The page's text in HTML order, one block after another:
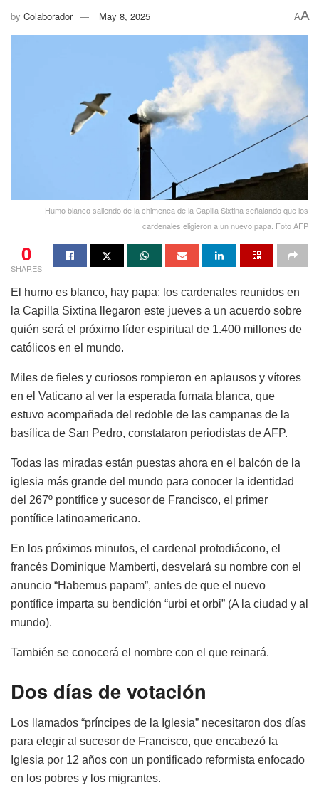
by Colaborador May 8, 2025 AA
Humo blanco saliendo de la chimenea de la Capilla Sixtina señalando que los
cardenales eligieron a un nuevo papa. Foto AFP
0
SHARES
El humo es blanco, hay papa: los cardenales reunidos en
la Capilla Sixtina llegaron este jueves a un acuerdo sobre
quién será el próximo líder espiritual de 1.400 millones de
católicos en el mundo.
Miles de fieles y curiosos rompieron en aplausos y vítores
en el Vaticano al ver la esperada fumata blanca, que
estuvo acompañada del redoble de las campanas de la
basílica de San Pedro, constataron periodistas de AFP.
Todas las miradas están puestas ahora en el balcón de la
iglesia más grande del mundo para conocer la identidad
del 267º pontífice y sucesor de Francisco, el primer
pontífice latinoamericano.
En los próximos minutos, el cardenal protodiácono, el
francés Dominique Mamberti, desvelará su nombre con el
anuncio “Habemus papam”, antes de que el nuevo
pontífice imparta su bendición “urbi et orbi” (A la ciudad y al
mundo).
También se conocerá el nombre con el que reinará.
Dos días de votación
Los llamados “príncipes de la Iglesia” necesitaron dos días
para elegir al sucesor de Francisco, que encabezó la
Iglesia por 12 años con un pontificado reformista enfocado
en los pobres y los migrantes.